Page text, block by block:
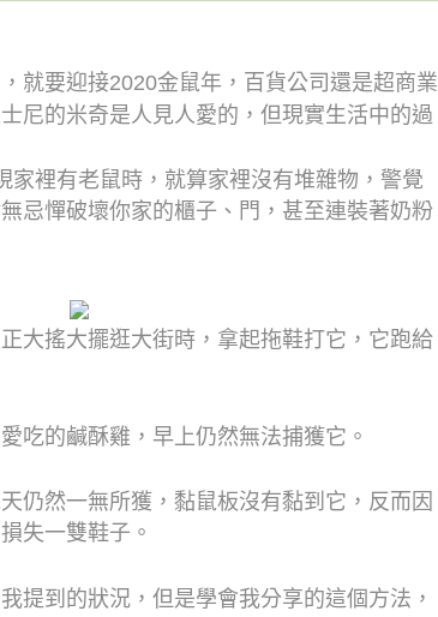
就要迎接2020金鼠年，百貨公司還是超商業
尼的米奇是人見人愛的，但現實生活中的過
家裡有老鼠時，就算家裡沒有堆雜物，警覺
忌憚破壞你家的櫃子、門，甚至連裝著奶粉
大搖大擺逛大街時，拿起拖鞋打它，它跑給
吃的鹹酥雞，早上仍然無法捕獲它。
仍然一無所獲，黏鼠板沒有黏到它，反而因
失一雙鞋子。
提到的狀況，但是學會我分享的這個方法，